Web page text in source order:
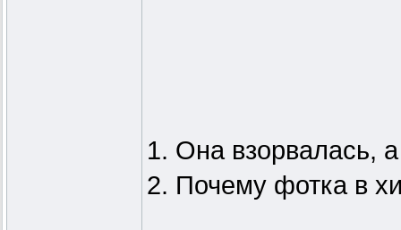
1. Она взорвалась,
2. Почему фотка в